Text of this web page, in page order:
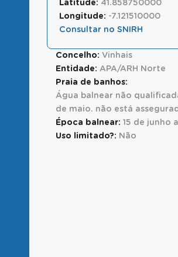
Latitude: 41.858750000
Longitude: -7.121510000
Consultar no SNIRH
Concelho: Vinhais
Entidade: APA/ARH Norte
Praia de banhos:
Água balnear não
de maio. não está
Época balnear: 15 de junho
Uso limitado?: Não